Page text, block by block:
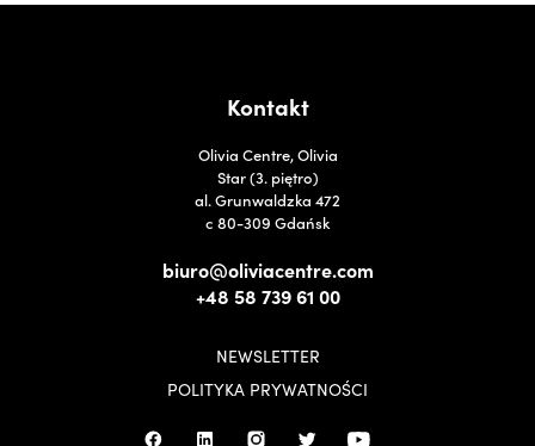
Kontakt
Olivia Centre, Olivia
Star (3. piętro)
al. Grunwaldzka 472
c 80-309 Gdańsk
biuro@oliviacentre.com
+48 58 739 61 00
NEWSLETTER
POLITYKA PRYWATNOŚCI